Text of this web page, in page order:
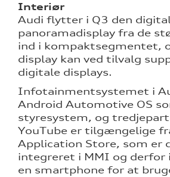
Interiør
Audi flytter i Q3 den
panoramadisplay fra de
ind i kompaktsegmentet,
display kan ved tilvalg
digitale displays.
Infotainmentsystemet i
Android Automotive OS
styresystem, og
YouTube er tilgængelige
Application Store, som er
integreret i MMI og derfor
en smartphone for at